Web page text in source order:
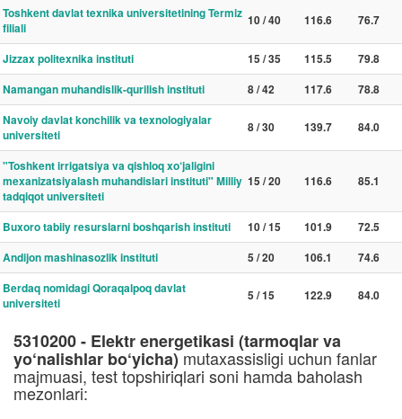
Toshkent davlat texnika universitetining Termiz
filiali
10 / 40 116.6 76.7
Jizzax politexnika instituti 15 / 35 115.5
79.8
Namangan muhandislik-qurilish instituti
8 / 42 117.6
78.8
Navoiy davlat konchilik va texnologiyalar
universiteti
8 / 30 139.7 84.0
"Toshkent irrigatsiya va qishloq xo‘jaligini
mexanizatsiyalash muhandislari instituti" Milliy
tadqiqot universiteti
15 / 20 116.6 85.1
Buxoro tabiiy resurslarni boshqarish instituti 10 / 15 101.9
72.5
Andijon mashinasozlik instituti
5 / 20 106.1
74.6
Berdaq nomidagi Qoraqalpoq davlat
universiteti
5 / 15 122.9 84.0
5310200 - Elektr energetikasi (tarmoqlar va
yo‘nalishlar bo‘yicha)mutaxassisligi uchun fanlar
majmuasi, test topshiriqlari soni hamda baholash
mezonlari: